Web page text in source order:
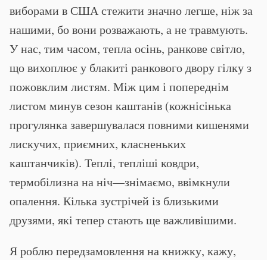
виборами в США стежити значно легше, ніж за
нашими, бо вони розважають, а не травмують.
У нас, тим часом, тепла осінь, ранкове світло,
що вихоплює у блакиті ранкового двору гілку з
пожовклим листям. Між цим і попереднім
листом минув сезон каштанів (кожнісінька
прогулянка завершувалася повними кишенями
лискучих, приємних, класненьких
каштанчиків). Теплі, тепліші ковдри,
термобілизна на ніч—знімаємо, ввімкнули
опалення. Кілька зустрічей із близькими
друзями, які тепер стають ще важливішими.
Я роблю передзамовлення на книжку, кажу,